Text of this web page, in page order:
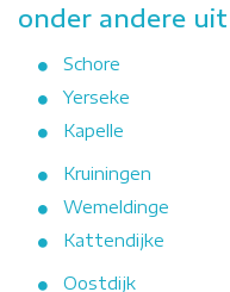
onder andere
Schore
Yerseke
Kapelle
Kruiningen
Wemeldinge
Kattendijke
Oostdijk